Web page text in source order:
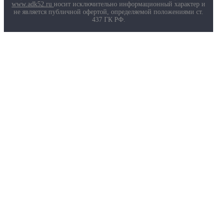
Маркировка противогазов
Основные ТР ТС, ГОСТ и ТУ
www.adk52.ru носит исключительно информационный характер и
не является публичной офертой, определяемой положениями ст.
437 ГК РФ.